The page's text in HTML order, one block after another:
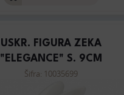
USKR. FIGURA ZEKA
"ELEGANCE" S. 9CM
Šifra: 10035699